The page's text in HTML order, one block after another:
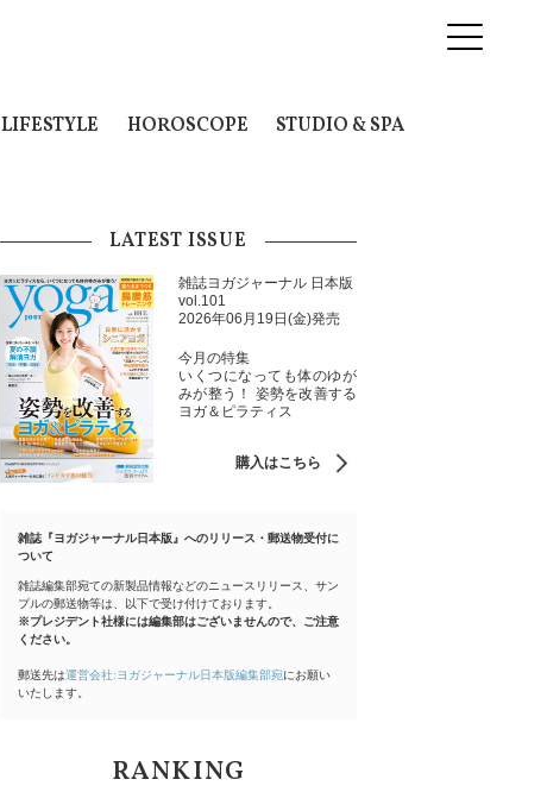
LIFESTYLE HOROSCOPE STUDIO & SPA
LATEST ISSUE
雑誌ヨガジャーナル 日本版
vol.101
2026年06月19日(金)発売
今月の特集
いくつになっても体のゆが
みが整う！ 姿勢を改善する
ヨガ＆ピラティス
購入はこちら
雑誌『ヨガジャーナル日本版』へのリリース・郵送物受付に
ついて
雑誌編集部宛ての新製品情報などのニュースリリース、サン
プルの郵送物等は、以下で受け付けております。
※プレジデント社様には編集部はございませんので、ご注意
ください。
郵送先は運営会社:ヨガジャーナル日本版編集部宛にお願い
いたします。
RANKING